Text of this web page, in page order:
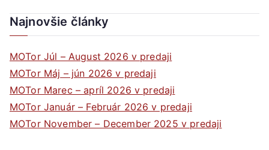
článku
Najnovšie články
MOTor Júl – August 2026 v predaji
MOTor Máj – jún 2026 v predaji
MOTor Marec – apríl 2026 v predaji
MOTor Január – Február 2026 v predaji
MOTor November – December 2025 v predaji